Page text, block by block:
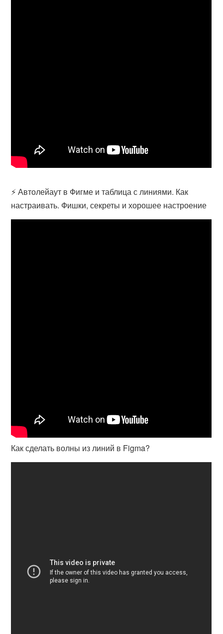
⚡️ Автолейаут в Фигме и таблица с линиями. Как
настраивать. Фишки, секреты и хорошее настроение
Как сделать волны из линий в Figma?